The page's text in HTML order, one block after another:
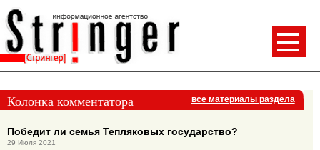
Колонка комментатора все материалы раздела
Победит ли семья Тепляковых государство?
29 Июля 2021